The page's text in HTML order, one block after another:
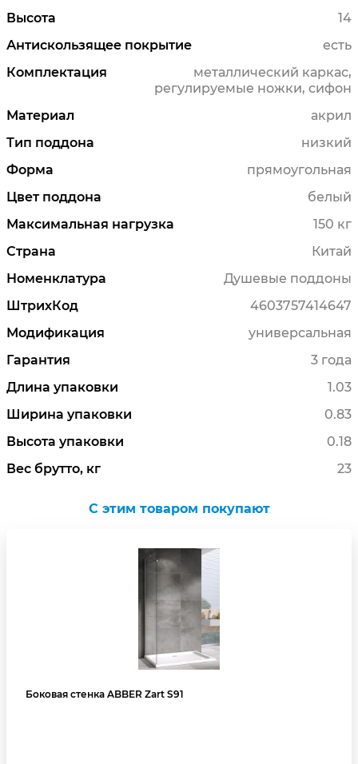
Высота
14
Антискользящее покрытие
есть
Комплектация
металлический каркас,
регулируемые ножки, сифон
Материал
акрил
Тип поддона
низкий
Форма
прямоугольная
Цвет поддона
белый
Максимальная нагрузка
150 кг
Страна
Китай
Номенклатура
Душевые поддоны
ШтрихКод
4603757414647
Модификация
универсальная
Гарантия
3 года
Длина упаковки
1.03
Ширина упаковки
0.83
Высота упаковки
0.18
Вес брутто, кг
23
C этим товаром покупают
Боковая стенка ABBER Zart S91